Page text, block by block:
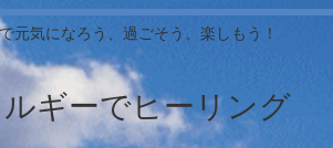
元気になろう、過ごそう、楽しもう！
ギーでヒーリング